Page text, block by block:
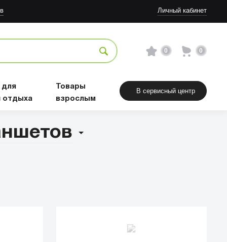
Личный кабинет
0 0
для
отдыха
Товары
взрослым
В сервисный центр